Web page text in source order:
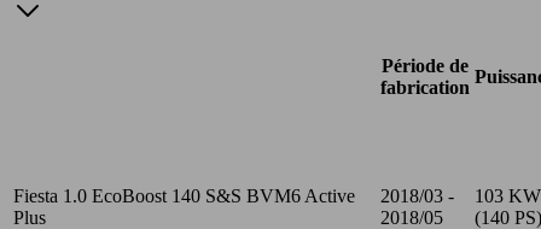
Période de
fabrication
Fiesta 1.0 EcoBoost 140 S&S BVM6 Active
Plus
2018/03 -
2018/05
103 KW
(140 PS)